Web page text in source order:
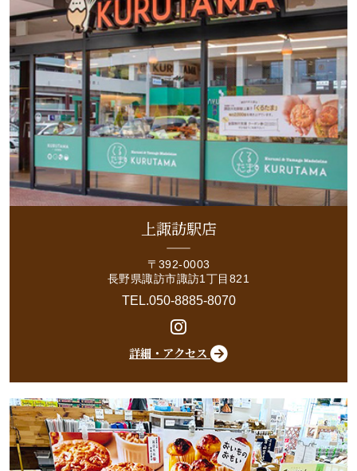
上諏訪駅店
〒392-0003
長野県諏訪市諏訪1丁目821
TEL.050-8885-8070
詳細・アクセス